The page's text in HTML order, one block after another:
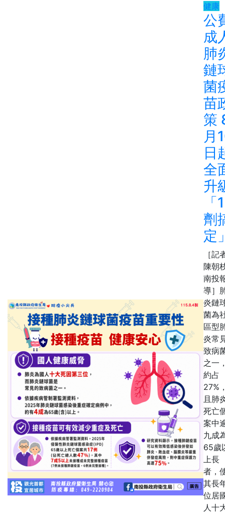
健康
公
成
肺
鏈
菌
苗
策
月
日
全
升
「1
劑
定
［記
陳朝
南投
導］
炎鏈
菌為
區型
炎常
致病
之一
約占
27%
且肺
死亡
案中
九成
65歲
上長
者，
其長
位居
人十